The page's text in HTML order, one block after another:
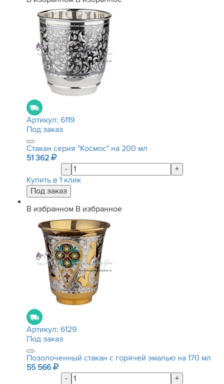
Артикул: 6119
Под заказ
Стакан серия "Космос" на 200 мл
51 362
-
+
Купить в 1 клик
В избранном В избранное
Артикул: 6129
Под заказ
Позолоченный стакан с горячей эмалью на 170 мл
55 566
-
+